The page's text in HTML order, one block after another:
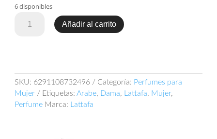
6 disponibles
Mayar
Añadir al carrito
SKU: 6291108732496 Categoría: Perfumes para
Mujer
Etiquetas: Arabe, Dama, Lattafa, Mujer,
Perfume Marca: Lattafa